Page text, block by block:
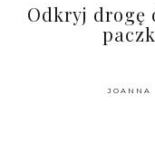
Odkryj drogę
JOANNA